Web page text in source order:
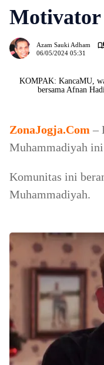
Motivator
Azam Sauki Adham
06/05/2024 05:31
KOMPAK: KancaMU,
bersama Afnan
ZonaJogja.Com –
Muhammadiyah
Komunitas ini
Muhammadiyah.